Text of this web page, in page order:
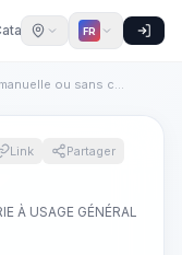
FR
Raccords à souder à commande manuelle ou sans commande pour ...
Link
Partager
À USAGE GÉNÉRAL